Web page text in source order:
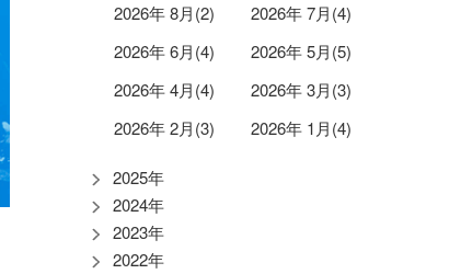
2026年 8月(2)
2026年 7月(4)
2026年 6月(4)
2026年 5月(5)
2026年 4月(4)
2026年 3月(3)
2026年 2月(3)
2026年 1月(4)
2025年
2024年
2023年
2022年